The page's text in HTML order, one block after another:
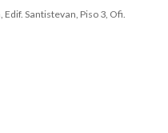
Santistevan, Piso 3, Ofi.